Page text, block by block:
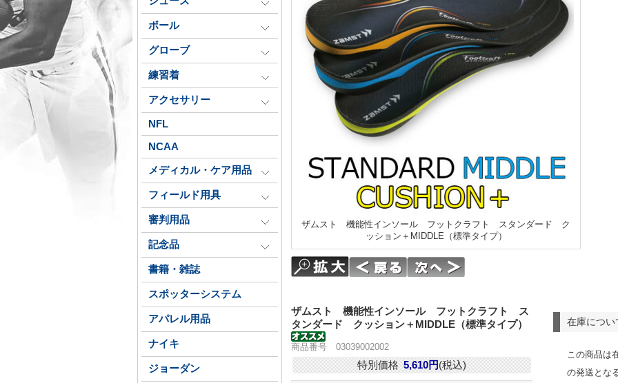
ボール
グローブ
練習着
アクセサリー
NFL
NCAA
メディカル・ケア用品
フィールド用具
審判用品
記念品
書籍・雑誌
スポッターシステム
アパレル用品
ナイキ
ジョーダン
ザムスト 機能性インソール フットクラフト スタンダード ク
ッション＋MIDDLE（標準タイプ）
在庫につい
この商品は
の発送とな
ザムスト 機能性インソール フットクラフト ス
タンダード クッション＋MIDDLE（標準タイプ）
商品番号 03039002002
特別価格 5,610円(税込)